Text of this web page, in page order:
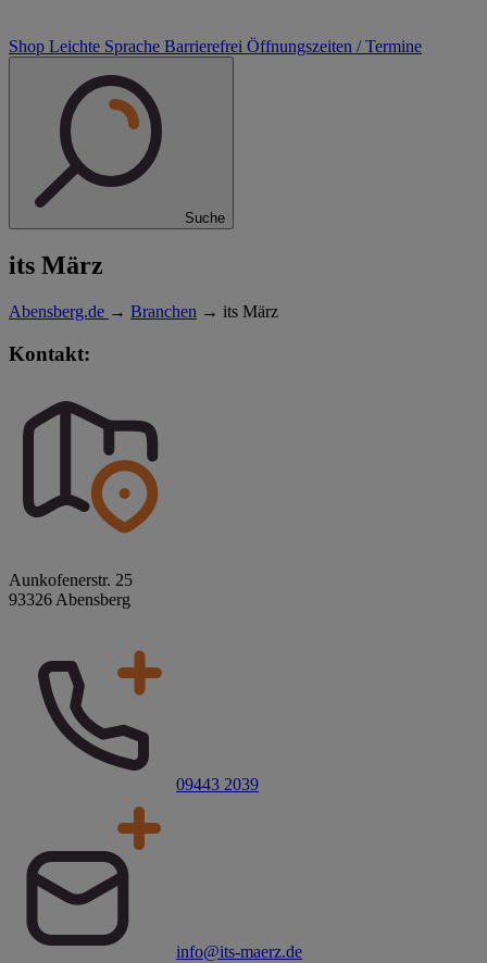
Shop Leichte Sprache Barrierefrei Öffnungszeiten / Termine
Suche
its März
Abensberg.de → Branchen → its März
Kontakt:
Aunkofenerstr. 25
93326 Abensberg
09443 2039
info@its-maerz.de